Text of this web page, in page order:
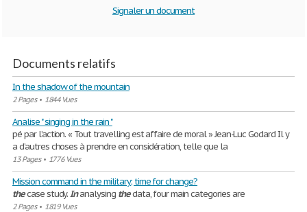
Signaler un document
Documents relatifs
In the shadow of the mountain
2 Pages• 1844 Vues
Analise " singing in the rain "
pé par l’action. « Tout travelling est affaire de moral » Jean-Luc Godard Il y
a d’autres choses à prendre en considération, telle que la
13 Pages• 1776 Vues
Mission command in the military; time for change?
thecase study.Inanalysing thedata, four main categories are
2 Pages• 1819 Vues